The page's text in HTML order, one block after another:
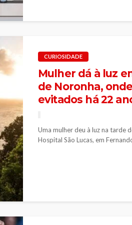
CURIOSIDADE
Mulher dá à luz
de Noronha,
evitados há 22
Uma mulher deu à luz na tarde
Hospital São Lucas, em